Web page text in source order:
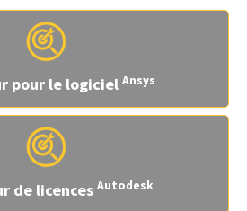
pour le logiciel Ansys
de licences Autodesk